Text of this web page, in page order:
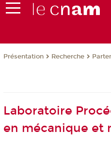
Présentation Recherche
Laboratoire
en mécanique et